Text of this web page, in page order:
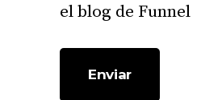
el blog de Funnel